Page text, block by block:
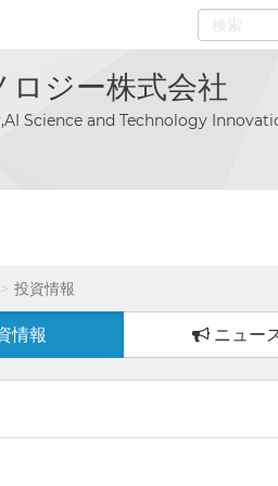
0
selections
ジー株式会社
Science and Technology
投資情報
情報 ニュー